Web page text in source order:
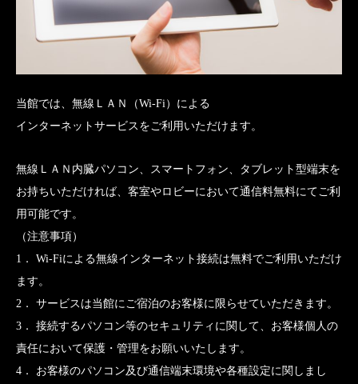
当館では、無線ＬＡＮ（Wi-Fi）による
インターネットサービスをご利用いただけます。
無線ＬＡＮ内臓パソコン、スマートフォン、タブレット型端末を
お持ちいただければ、客室やロビーにおいて通信料無料にてご利
用可能です。
（注意事項）
1． Wi-Fiによる無線インターネット接続は無料でご利用いただけ
ます。
2． サービスは当館にご宿泊のお客様に限らせていただきます。
3． 接続するパソコン等のセキュリティに関して、お客様個人の
責任において保護・管理をお願いいたします。
4． お客様のパソコン及び通信端末環境や各種設定に関しまし